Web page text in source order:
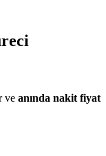
ve anında nakit fiyat